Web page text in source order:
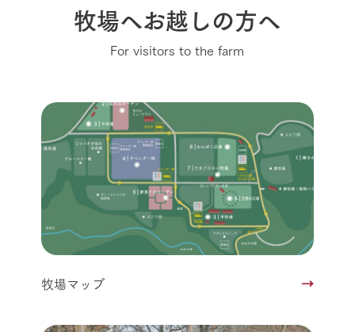
牧場へお越しの方へ
For visitors to the farm
牧場マップ